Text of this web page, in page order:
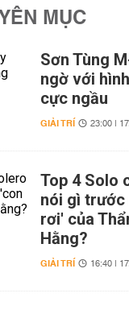
MỤC
Sơn Tùng
ngờ với
cực ngầu
GIẢI TRÍ 23:00 |
Top 4 Solo
nói gì trước
rơi' của
Hằng?
GIẢI TRÍ 16:40 |